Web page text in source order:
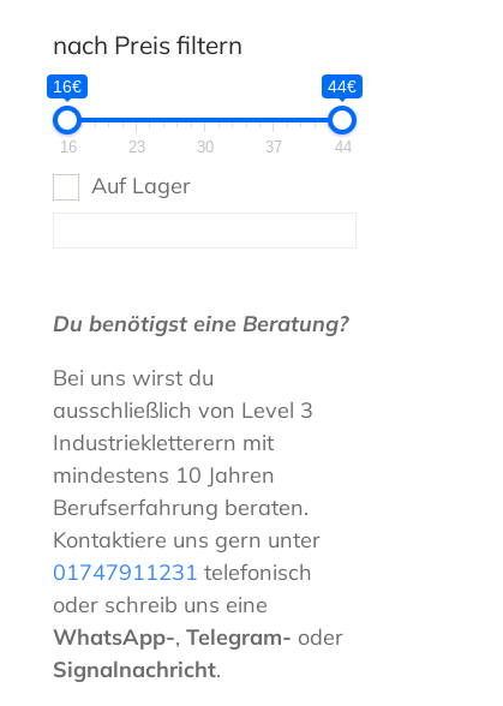
nach Preis filtern
16€ 44€
16 23 30 37 44
Auf Lager
Du benötigst eine Beratung?
Bei uns wirst du
ausschließlich von Level 3
Industriekletterern mit
mindestens 10 Jahren
Berufserfahrung beraten.
Kontaktiere uns gern unter
01747911231 telefonisch
oder schreib uns eine
WhatsApp-, Telegram- oder
Signalnachricht.